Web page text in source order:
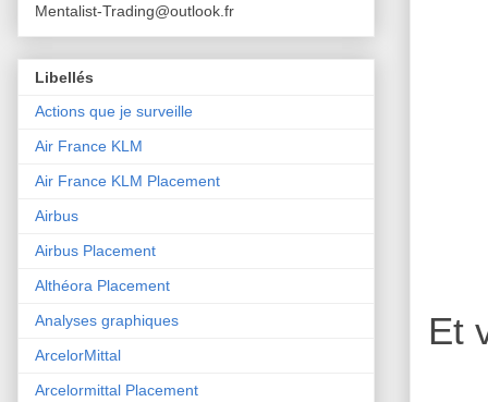
Et
Mentalist-Trading@outlook.fr
Libellés
Actions que je surveille
Air France KLM
Air France KLM Placement
Airbus
Airbus Placement
Althéora Placement
Analyses graphiques
ArcelorMittal
Arcelormittal Placement